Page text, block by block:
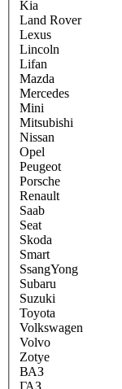
Kia
Land Rover
Lexus
Lincoln
Lifan
Mazda
Mercedes
Mini
Mitsubishi
Nissan
Opel
Peugeot
Porsche
Renault
Saab
Seat
Skoda
Smart
SsangYong
Subaru
Suzuki
Toyota
Volkswagen
Volvo
Zotye
ВАЗ
ГАЗ